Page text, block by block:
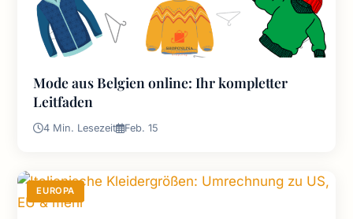
Mode aus Belgien online: Ihr kompletter
Leitfaden
4 Min. Lesezeit Feb. 15
EUROPA